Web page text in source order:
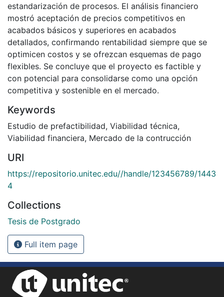
estandarización de procesos. El análisis financiero
mostró aceptación de precios competitivos en
acabados básicos y superiores en acabados
detallados, confirmando rentabilidad siempre que se
optimicen costos y se ofrezcan esquemas de pago
flexibles. Se concluye que el proyecto es factible y
con potencial para consolidarse como una opción
competitiva y sostenible en el mercado.
Keywords
Estudio de prefactibilidad, Viabilidad técnica,
Viabilidad financiera, Mercado de la contrucción
URI
https://repositorio.unitec.edu//handle/123456789/1443
4
Collections
Tesis de Postgrado
Full item page